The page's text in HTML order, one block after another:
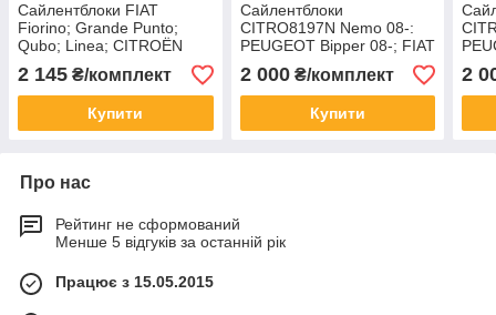
Сайлентблоки FIAT
Fiorino; Grande Punto;
Qubo; Linea; CITROËN
Nemo; PEUGEOT Bipper
комплект 4шт
2 145 ₴/комплект
Купити
Сайлентблоки
CITRO8197N Nemo 08-:
PEUGEOT Bipper 08-; FIAT
Fiorino 07-; К-кт 4шт)
2 000₴/комплект
Купити
2
Про нас
Рейтинг не сформований
Менше 5 відгуків за останній рік
Працює з 15.05.2015